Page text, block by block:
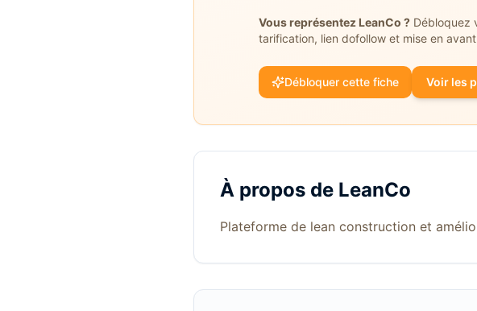
Vous représentez LeanCo ? Débloquez
tarification, lien dofollow et mise en
Débloquer cette fiche Voir les
À propos de LeanCo
Plateforme de lean construction et